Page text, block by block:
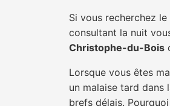
Si vous recherchez
consultant la nuit
Christophe-du-Bois
Lorsque vous êtes
un malaise tard
brefs délais.